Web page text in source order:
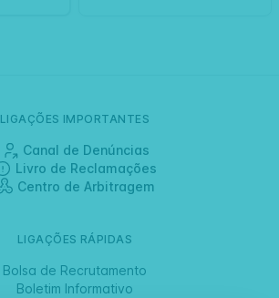
LIGAÇÕES IMPORTANTES
Canal de Denúncias
Livro de Reclamações
Centro de Arbitragem
LIGAÇÕES RÁPIDAS
Bolsa de Recrutamento
Boletim Informativo